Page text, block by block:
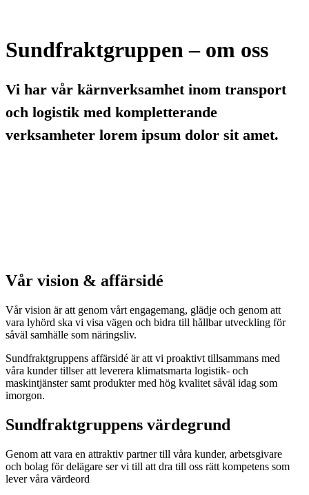
Sundfraktgruppen – om oss
Vi har vår kärnverksamhet inom transport
och logistik med kompletterande
verksamheter lorem ipsum dolor sit amet.
Vår vision & affärsidé
Vår vision är att genom vårt engagemang, glädje och genom att
vara lyhörd ska vi visa vägen och bidra till hållbar utveckling för
såväl samhälle som näringsliv.
Sundfraktgruppens affärsidé är att vi proaktivt tillsammans med
våra kunder tillser att leverera klimatsmarta logistik- och
maskintjänster samt produkter med hög kvalitet såväl idag som
imorgon.
Sundfraktgruppens värdegrund
Genom att vara en attraktiv partner till våra kunder, arbetsgivare
och bolag för delägare ser vi till att dra till oss rätt kompetens som
lever våra värdeord